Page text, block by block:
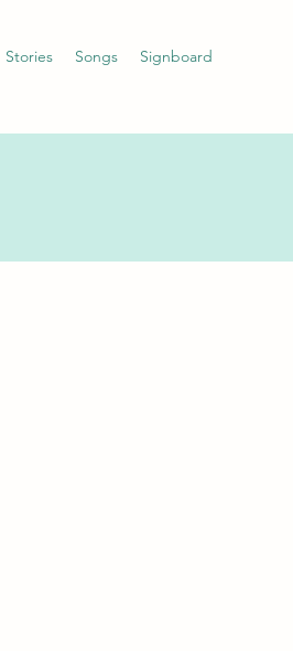
Stories Songs Signboard